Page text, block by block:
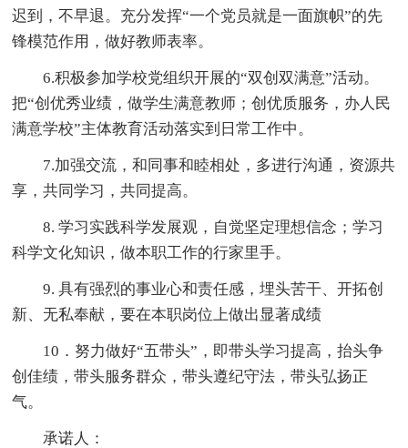
迟到，不早退。充分发挥“一个党员就是一面旗帜”的先
锋模范作用，做好教师表率。
6.积极参加学校党组织开展的“双创双满意”活动。
把“创优秀业绩，做学生满意教师；创优质服务，办人民
满意学校”主体教育活动落实到日常工作中。
7.加强交流，和同事和睦相处，多进行沟通，资源共
享，共同学习，共同提高。
8. 学习实践科学发展观，自觉坚定理想信念；学习
科学文化知识，做本职工作的行家里手。
9. 具有强烈的事业心和责任感，埋头苦干、开拓创
新、无私奉献，要在本职岗位上做出显著成绩
10．努力做好“五带头”，即带头学习提高，抬头争
创佳绩，带头服务群众，带头遵纪守法，带头弘扬正
气。
承诺人：